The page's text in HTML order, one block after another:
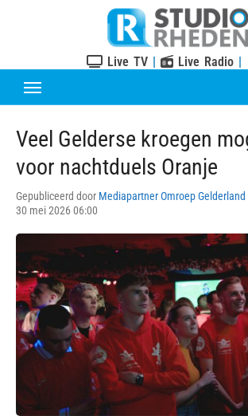
Live TV | Live Radio |
Veel Gelderse kroegen
voor nachtduels Oranje
Gepubliceerd door Mediapartner Omroep Gelderland
30 mei 2026 06:00